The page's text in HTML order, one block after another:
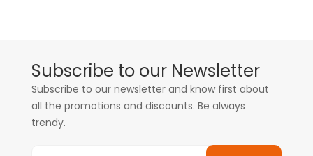
Subscribe to our Newsletter
Subscribe to our newsletter and know first about
all the promotions and discounts. Be always
trendy.